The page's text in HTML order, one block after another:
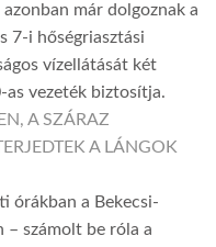
már dolgoznak a
7-i hőségriasztási
vízellátását két
as vezeték biztosítja.
A SZÁRAZ
A LÁNGOK
órákban a Bekecsi-
– számolt be róla a